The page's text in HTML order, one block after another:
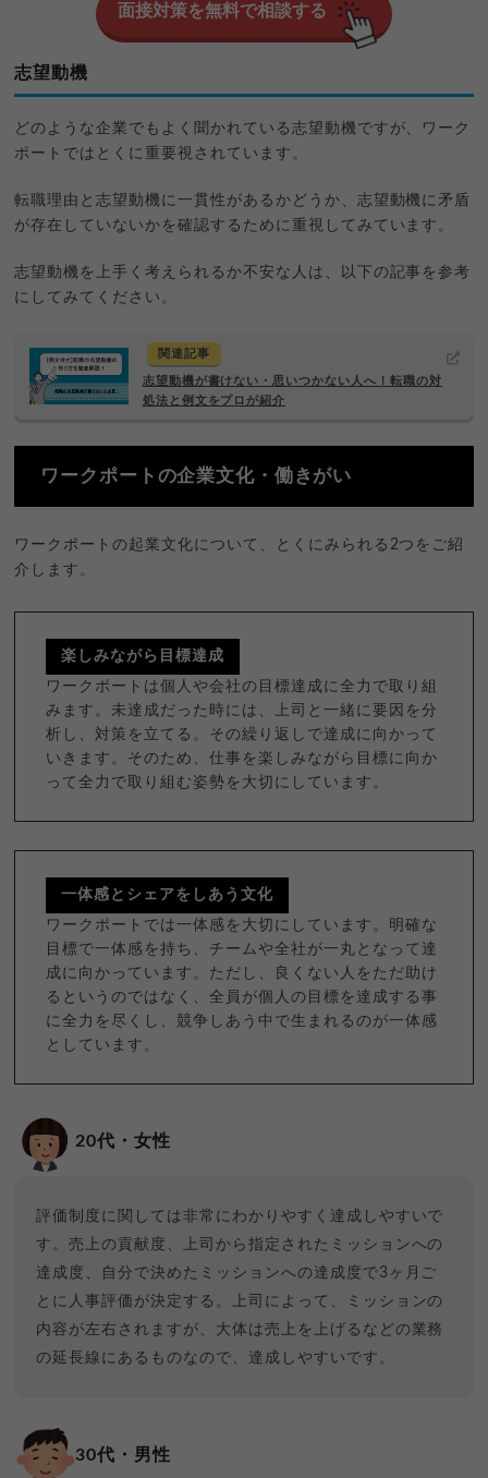
面接対策を無料で相談する
志望動機
どのような企業でもよく聞かれている志望動機ですが、ワーク
ポートではとくに重要視されています。
転職理由と志望動機に一貫性があるかどうか、志望動機に矛盾
が存在していないかを確認するために重視してみています。
志望動機を上手く考えられるか不安な人は、以下の記事を参考
にしてみてください。
関連記事
志望動機が書けない・思いつかない人へ！転職の対
処法と例文をプロが紹介
ワークポートの企業文化・働きがい
ワークポートの起業文化について、とくにみられる2つをご紹
介します。
楽しみながら目標達成
ワークポートは個人や会社の目標達成に全力で取り組
みます。未達成だった時には、上司と一緒に要因を分
析し、対策を立てる。その繰り返しで達成に向かって
いきます。そのため、仕事を楽しみながら目標に向か
って全力で取り組む姿勢を大切にしています。
一体感とシェアをしあう文化
ワークポートでは一体感を大切にしています。明確な
目標で一体感を持ち、チームや全社が一丸となって達
成に向かっています。ただし、良くない人をただ助け
るというのではなく、全員が個人の目標を達成する事
に全力を尽くし、競争しあう中で生まれるのが一体感
としています。
20代・女性
評価制度に関しては非常にわかりやすく達成しやすいで
す。売上の貢献度、上司から指定されたミッションへの
達成度、自分で決めたミッションへの達成度で3ヶ月ご
とに人事評価が決定する。上司によって、ミッションの
内容が左右されますが、大体は売上を上げるなどの業務
の延長線にあるものなので、達成しやすいです。
30代・男性